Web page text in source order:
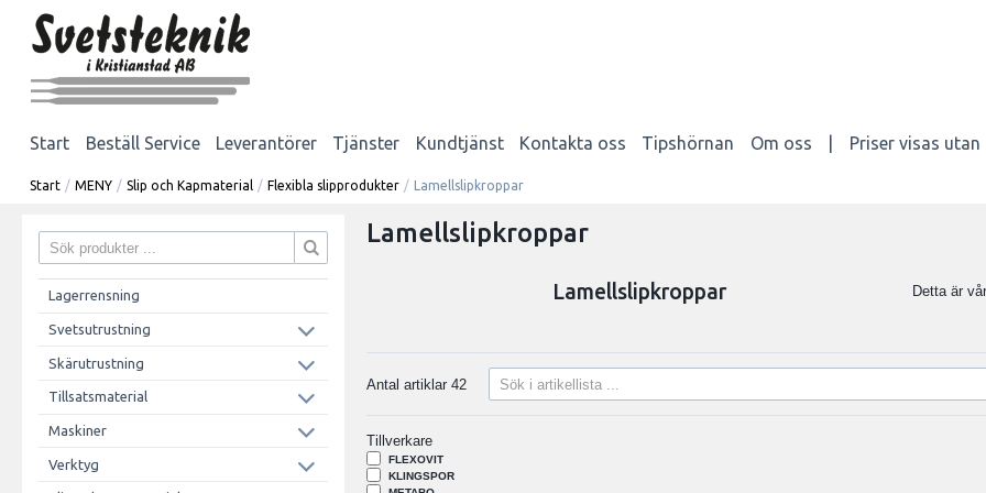
Start Beställ Service Leverantörer Tjänster Kundtjänst Kontakta oss Tipshörnan Om oss Priser visas utan
Start / MENY / Slip och Kapmaterial / Flexibla slipprodukter / Lamellslipkroppar
Lagerrensning
Svetsutrustning
Skärutrustning
Tillsatsmaterial
Maskiner
Verktyg
Lamellslipkroppar
Lamellslipkroppar Detta är
Antal artiklar42
Tillverkare
FLEXOVIT
KLINGSPOR